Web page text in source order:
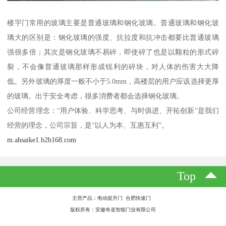
楼宇门常用的玻璃主要是普通玻璃和钢化玻璃。普通玻璃和钢化玻
璃大的区别是：钢化玻璃的强度、抗拉度和抗冲击都要比普通玻璃
强很多倍；其次是钢化玻璃不易碎，即使碎了也是以颗粒的形式碎
裂，不会像普通玻璃那样形成锐利的碎块，对人体的伤害大大降
低。另外玻璃的厚度一般不小于5.0mm，高楼层的用户应该选择更厚
的玻璃。出于安全考虑，很多消费者都会选择钢化玻璃。
公司经营理念：“用户体验、科学思考、与时俱进、开拓创新”是我们
经营的理念，公司宗旨，是“以人为本、互惠互利”。
m.ahsaike1.b2b168.com
Top
主营产品：电动提升门 合肥快速门
版权所有：安徽奇道智能门业有限公司